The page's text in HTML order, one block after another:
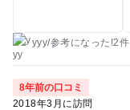
yyy/参考になった!2件
8年前の口コミ
2018年3月に訪問